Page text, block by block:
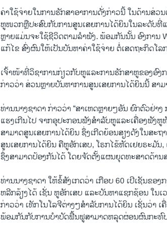
ຄ່າໃຊ້ຈ່າຍໃນການຮັກສາອາການດັ່ງກ່າວນີ້ ໃນດ້ານສ່
ຫູໜວກຫຼືປະສົບກັບການສູນເສຍການໄດ້ຍິນໃນລະດັບທີ່
ຫຼາຍແມ່ນຈະໃຊ້ຊີວິດຕາມລຳພັງ. ພ້ອມກັນນັ້ນ ອົງການ
ແກ້ໄຂ ສົ່ງຜົນໃຫ້ເປັນບັນຫາຄ່າໃຊ້ຈ່າຍ ຕໍ່ເສດຖະກິດໂ
ເຈົ້າໜ້າທີ່ວິຊາການກ່ຽວກັບຫູແລະການຮັກສາຫູຂອງອົງ
ກ່າວວ່າ ສ່ວນຫຼາຍບັນຫາການສູນເສຍການໄດ້ຍິນນີ້ ສາ
ທ່ານນາງຊາດາ ກ່າວວ່າ “ສາເຫດຫຼາຍໆອັນ ຍົກຕົວຢ່າ
ແຮງເກີນໄປ ຈາກອຸປະກອນຟັງສຳລັບຫູແລະເຄື່ອງຟັງ
ສາມາດສູນເສຍການໄດ້ຍິນ ຊຶ່ງເກີດຍ້ອນສຽງດັງໃນສະ
ສູນເສຍການໄດ້ຍິນ ຄືຫູອັກເສບ, ໂຣກໄຂ້ຫັດເຢຍຣະມັ
ຊຶ່ງສາມາດປ້ອງກັນໄດ້ ໂດຍຈັດຕັ້ງແຜນຍຸດທະສາດດ້ານ
ທ່ານນາງຊາດາ ໃຫ້ຂໍ້ສັງເກດວ່າ ເກືອບ 60 ເປີເຊັນຂ
ຫລີກລ້ຽງໄດ້ ເຊັ່ນ ຫູອັກເສບ ແລະບັນຫາແຊກຊ້ອນ ໃນ
ກ່າວວ່າ ເທັກໂນໂລຈີຕ່າງໆສຳລັບການໄດ້ຍິນ ເຊັ່ນວ່າ
ພ້ອມກັນກັບການບຳບັດຟື້ນຟູສາມາດຫລຸດຜ່ອນຜົນກະທົ